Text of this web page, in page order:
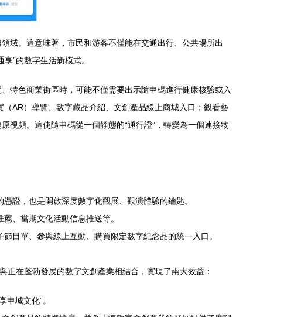
域。這意味著，市民和游客不僅能在交通出行、公共場所出
”的數字生活新模式。
特色商業街區時，可能不僅需要出示隨申碼進行健康核驗或入
AR）導覽、數字藏品介紹、文創產品線上商城入口；觀看藝
視頻。這使隨申碼從一個靜態的“通行證”，轉變為一個連接物
證，也是開啟深度數字化觀展、觀演體驗的鑰匙。
、當期文化活動信息推送等。
目單、參與線上互動、購買限定數字紀念品的統一入口。
正在蓬勃發展的數字文創產業相結合，實現了兩大效益：
城文化”。